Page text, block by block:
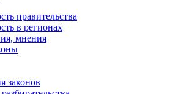
правительства
в регионах
мнения
законов